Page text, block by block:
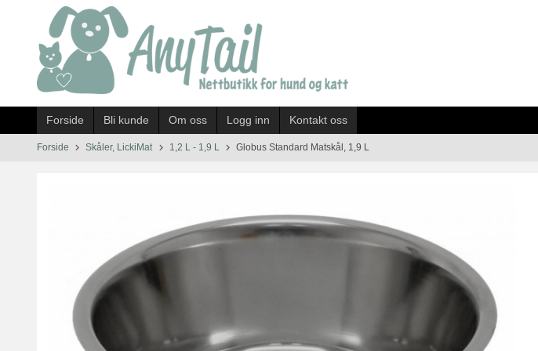
innholdet
Forside Bli kunde Om oss Logg inn Kontakt oss
Forside Skåler, LickiMat 1,2 L - 1,9 L Globus Standard Matskål, 1,9 L